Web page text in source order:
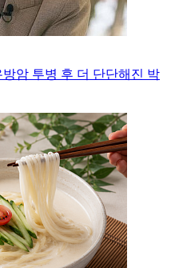
암 투병 후 더 단단해진 박